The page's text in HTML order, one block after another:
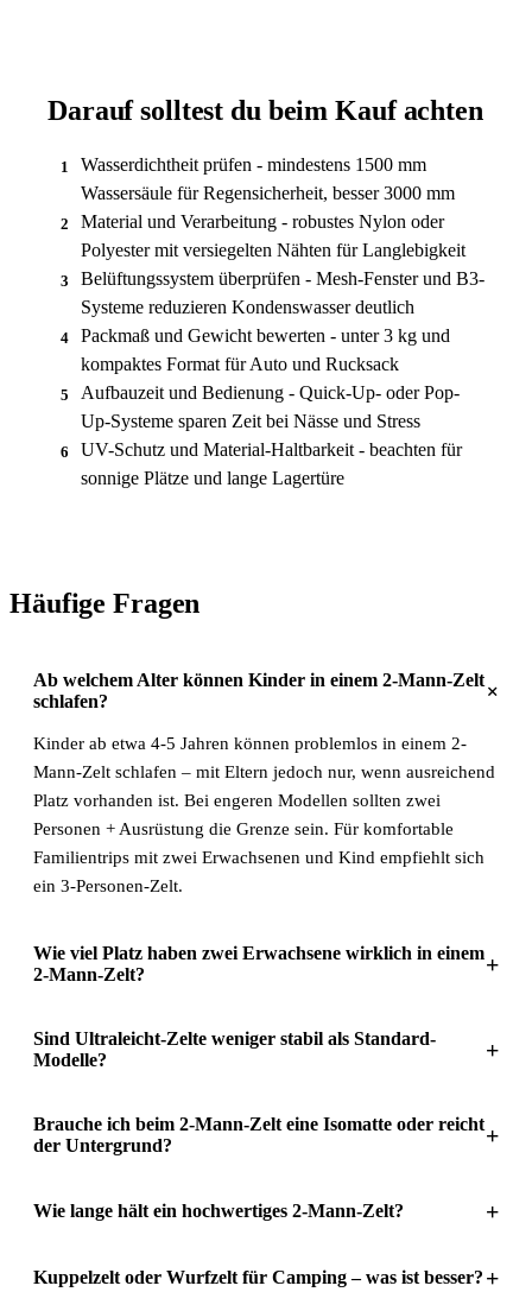
Darauf solltest du beim Kauf achten
1
Wasserdichtheit prüfen - mindestens 1500 mm
Wassersäule für Regensicherheit, besser 3000 mm
2
Material und Verarbeitung - robustes Nylon oder
Polyester mit versiegelten Nähten für Langlebigkeit
3
Belüftungssystem überprüfen - Mesh-Fenster und B3-
Systeme reduzieren Kondenswasser deutlich
4
Packmaß und Gewicht bewerten - unter 3 kg und
kompaktes Format für Auto und Rucksack
5
Aufbauzeit und Bedienung - Quick-Up- oder Pop-
Up-Systeme sparen Zeit bei Nässe und Stress
6
UV-Schutz und Material-Haltbarkeit - beachten für
sonnige Plätze und lange Lagertüre
Häufige Fragen
Ab welchem Alter können Kinder in einem 2-Mann-Zelt
schlafen?
+
Kinder ab etwa 4-5 Jahren können problemlos in einem 2-
Mann-Zelt schlafen – mit Eltern jedoch nur, wenn ausreichend
Platz vorhanden ist. Bei engeren Modellen sollten zwei
Personen + Ausrüstung die Grenze sein. Für komfortable
Familientrips mit zwei Erwachsenen und Kind empfiehlt sich
ein 3-Personen-Zelt.
Wie viel Platz haben zwei Erwachsene wirklich in einem
2-Mann-Zelt?
+
Sind Ultraleicht-Zelte weniger stabil als Standard-
Modelle?
+
Brauche ich beim 2-Mann-Zelt eine Isomatte oder reicht
der Untergrund?
+
Wie lange hält ein hochwertiges 2-Mann-Zelt? +
Kuppelzelt oder Wurfzelt für Camping – was ist besser? +